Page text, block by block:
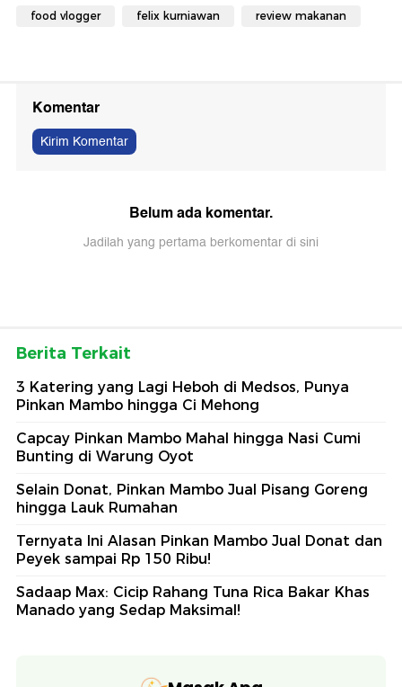
food vlogger felix kurniawan review makanan
Komentar
Kirim Komentar
Belum ada komentar.
Jadilah yang pertama berkomentar di sini
Berita Terkait
3 Katering yang Lagi Heboh di Medsos, Punya
Pinkan Mambo hingga Ci Mehong
Capcay Pinkan Mambo Mahal hingga Nasi Cumi
Bunting di Warung Oyot
Selain Donat, Pinkan Mambo Jual Pisang Goreng
hingga Lauk Rumahan
Ternyata Ini Alasan Pinkan Mambo Jual Donat dan
Peyek sampai Rp 150 Ribu!
Sadaap Max: Cicip Rahang Tuna Rica Bakar Khas
Manado yang Sedap Maksimal!